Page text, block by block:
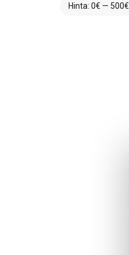
Hinta: 0€ — 500€